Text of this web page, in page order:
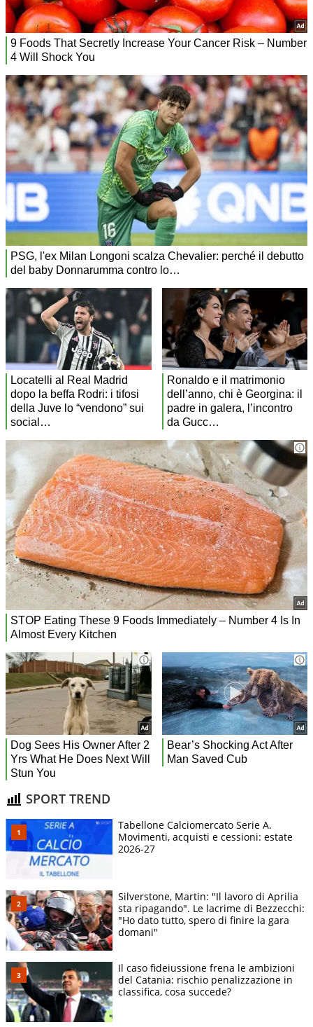
SPORT TREND
Tabellone Calciomercato Serie A.
Movimenti, acquisti e cessioni: estate
2026-27
Silverstone, Martin: "Il lavoro di Aprilia
sta ripagando". Le lacrime di Bezzecchi:
"Ho dato tutto, spero di finire la gara
domani"
Il caso fideiussione frena le ambizioni
del Catania: rischio penalizzazione in
classifica, cosa succede?